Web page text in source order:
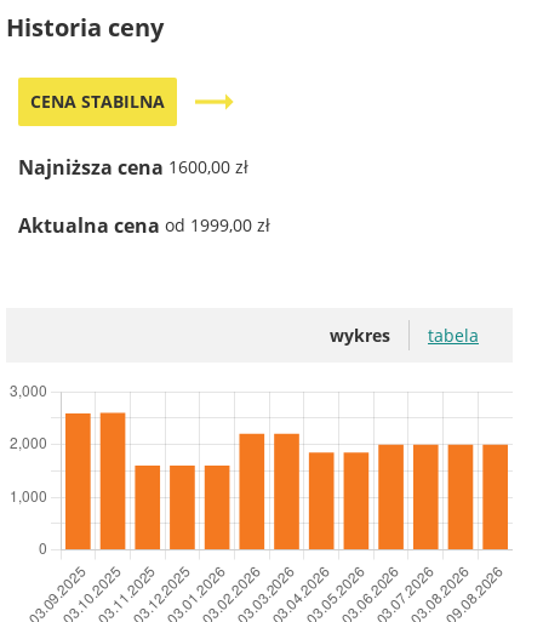
Historia ceny
CENA STABILNA trending_flat
Najniższa cena 1600,00 zł
Aktualna cena od 1999,00 zł
wykres tabela